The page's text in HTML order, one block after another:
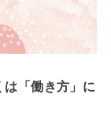
は「働き方」に